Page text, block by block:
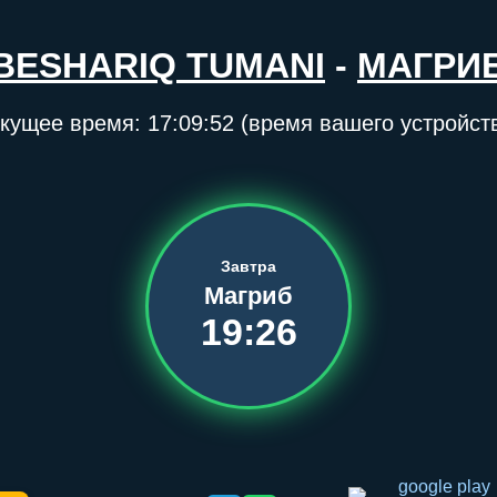
TUMANI -
время: 17:09:52 (время вашего
Завтра
Магриб
19:26